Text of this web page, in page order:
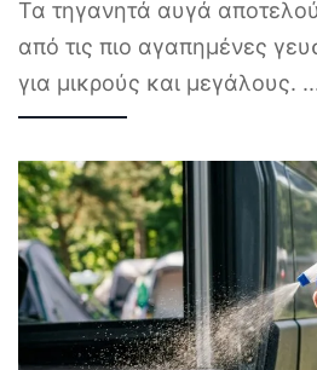
Τα τηγανητά αυγά
από τις πιο αγαπημένες
για μικρούς και μεγάλους.